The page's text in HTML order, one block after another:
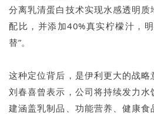
分离乳清蛋白技术实现水感透明
配比，并添加40%真实柠檬汁，
替”。
这种定位背后，是伊利更大的战
刘春喜曾表示，公司将持续发力
建涵盖乳制品、功能营养、健康